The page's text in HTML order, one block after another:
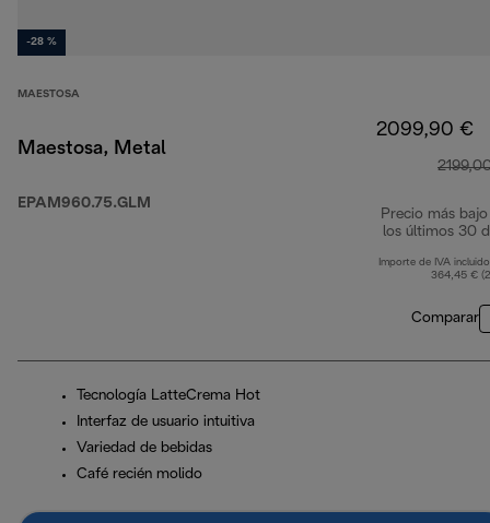
-28 %
MAESTOSA
Maestosa, Metal
EPAM960.75.GLM
2099,90 €
Precio más bajo
los últimos 30
Importe de IVA
364,45 €
Comparar
Tecnología LatteCrema Hot
Interfaz de usuario intuitiva
Variedad de bebidas
Café recién molido